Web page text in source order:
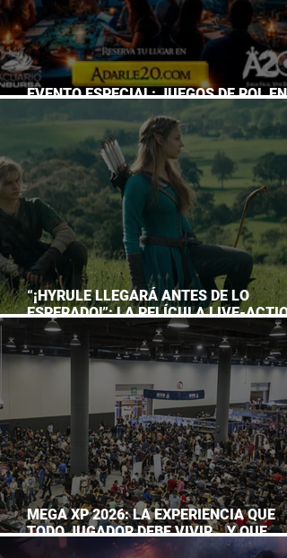
EVENTO ESPECIAL: JUEGOS DE ROL EN
“¡HYRULE LLEGARÁ ANTES DE LO
ESPERADO!”: LA PELÍCULA LIVE-
DE THE LEGEND OF ZELDA ADELANTA
ESTRENO
MEGA XP 2026: LA EXPERIENCIA QUE
TODO JUGADOR DEBE VIVIR… Y QUE
AHORA PUEDES DISFRUTAR A TU RITMO